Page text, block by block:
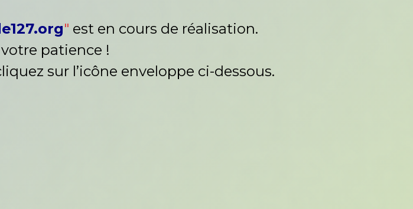
" est en cours de réalisation.
patience !
sur l’icône enveloppe ci-dessous.